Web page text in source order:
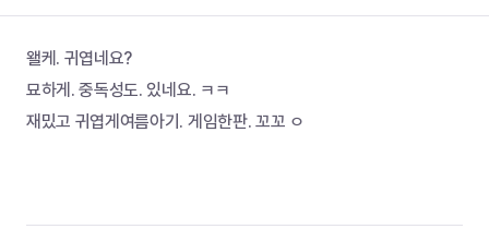
왤케. 귀엽네요?
묘하게. 중독성도. 있네요. ㅋㅋ
재밌고 귀엽게여름아기. 게임한판. 꼬꼬 ㅇ